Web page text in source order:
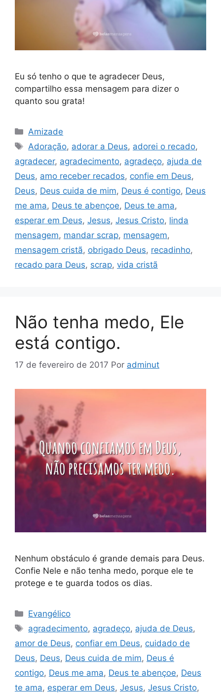
Eu só tenho o que te agradecer Deus,
compartilho essa mensagem para dizer o
quanto sou grata!
Categorias
Amizade
Tags
Adoração, adorar a Deus, adorei o recado,
agradecer, agradecimento, agradeço, ajuda de
Deus, amo receber recados, confie em Deus,
Deus, Deus cuida de mim, Deus é contigo, Deus
me ama, Deus te abençoe, Deus te ama,
esperar em Deus, Jesus, Jesus Cristo, linda
mensagem, mandar scrap, mensagem,
mensagem cristã, obrigado Deus, recadinho,
recado para Deus, scrap, vida cristã
Não tenha medo, Ele
está contigo.
17 de fevereiro de 2017 Por adminut
Nenhum obstáculo é grande demais para Deus.
Confie Nele e não tenha medo, porque ele te
protege e te guarda todos os dias.
Categorias
Evangélico
Tags
agradecimento, agradeço, ajuda de Deus,
amor de Deus, confiar em Deus, cuidado de
Deus, Deus, Deus cuida de mim, Deus é
contigo, Deus me ama, Deus te abençoe, Deus
te ama, esperar em Deus, Jesus, Jesus Cristo,